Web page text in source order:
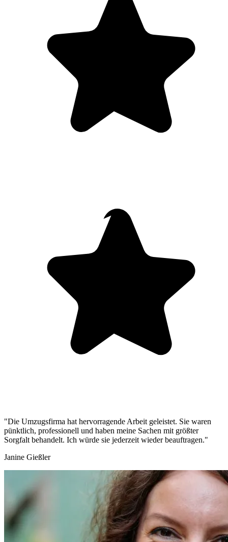
"Die Umzugsfirma hat hervorragende Arbeit geleistet. Sie waren
pünktlich, professionell und haben meine Sachen mit größter
Sorgfalt behandelt. Ich würde sie jederzeit wieder beauftragen."
Janine Gießler